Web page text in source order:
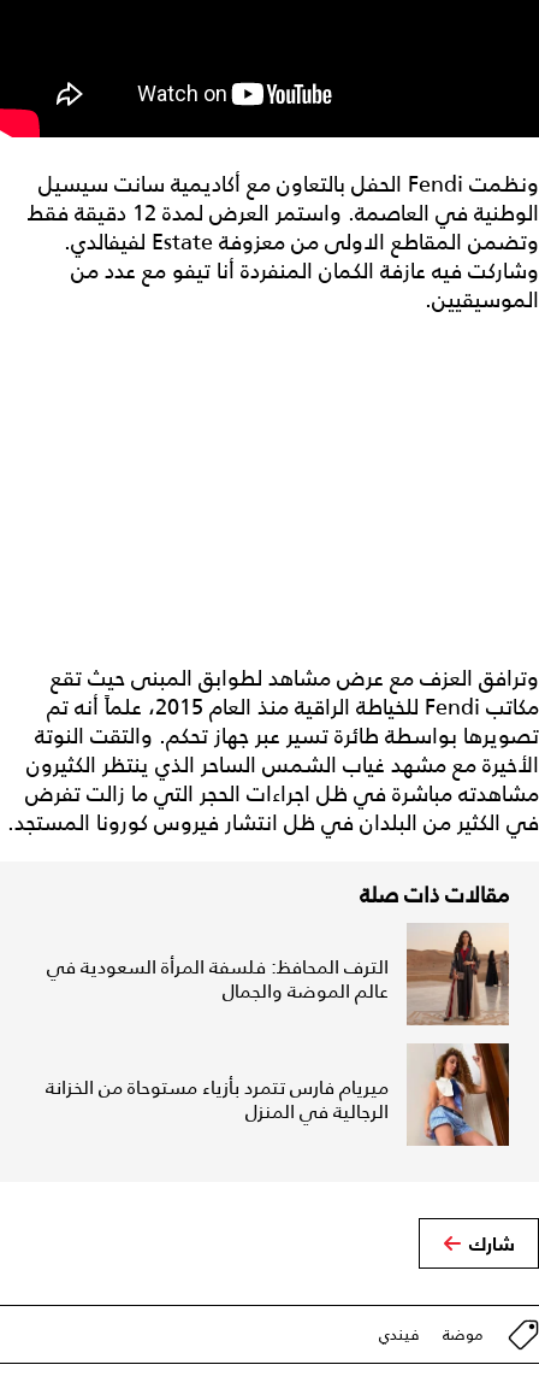
ونظمت Fendi الحفل بالتعاون مع أكاديمية سانت سيسيل
الوطنية في العاصمة. واستمر العرض لمدة 12 دقيقة فقط
وتضمن المقاطع الاولى من معزوفة Estate لفيفالدي.
وشاركت فيه عازفة الكمان المنفردة أنا تيفو مع عدد من
الموسيقيين.
وترافق العزف مع عرض مشاهد لطوابق المبنى حيث تقع
مكاتب Fendi للخياطة الراقية منذ العام 2015، علماً أنه تم
تصويرها بواسطة طائرة تسير عبر جهاز تحكم. والتقت النوتة
الأخيرة مع مشهد غياب الشمس الساحر الذي ينتظر الكثيرون
مشاهدته مباشرة في ظل اجراءات الحجر التي ما زالت تفرض
في الكثير من البلدان في ظل انتشار فيروس كورونا المستجد.
مقالات ذات صلة
الترف المحافظ: فلسفة المرأة السعودية في
عالم الموضة والجمال
ميريام فارس تتمرد بأزياء مستوحاة من الخزانة
الرجالية في المنزل
شارك
موضة فيندي